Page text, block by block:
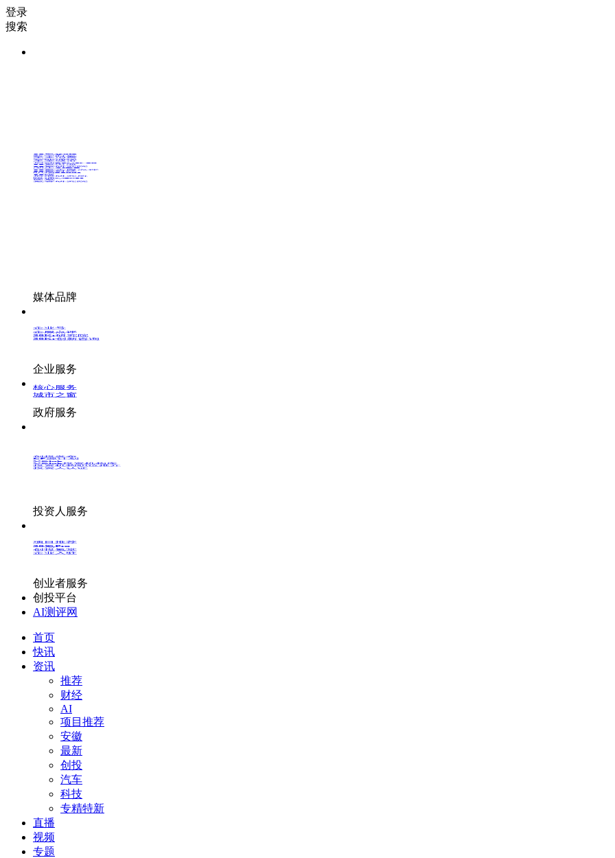
登录
搜索
36氪Auto
未来消费
未来城市
36氪出海
硬氪
媒体品牌
企业号
企服点评
36Kr研究院
36Kr创新咨询
企业服务
核心服务
城市之窗
政府服务
创投发布
LP源计划
VClub
VClub投资机构库
投资机构职位推介
投资人认证
投资人服务
项目推荐
36氪Pro
创投氪堂
企业入驻
创业者服务
创投平台
AI测评网
首页
快讯
资讯
推荐
财经
AI
项目推荐
安徽
最新
创投
汽车
科技
专精特新
直播
视频
专题